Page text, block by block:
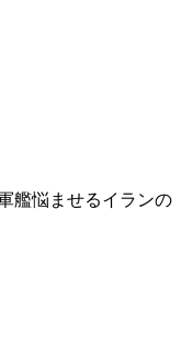
艦悩ませるイランの